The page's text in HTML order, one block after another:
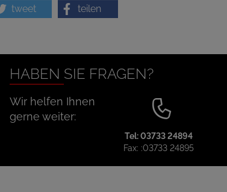
tweet teilen
HABEN SIE FRAGEN?
Wir helfen Ihnen
gerne weiter:
Tel:03733 24894
Fax: :03733 24895